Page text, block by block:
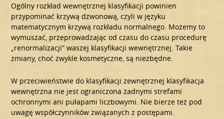
Ogólny rozkład wewnętrznej klasyfikacji powinien
przypominać krzywą dzwonową, czyli w języku
matematycznym krzywą rozkładu normalnego. Możemy to
wymuszać, przeprowadzając od czasu do czasu procedurę
„renormalizacji” waszej klasyfikacji wewnętrznej. Takie
zmiany, choć zwykle kosmetyczne, są niezbędne.
W przeciwieństwie do klasyfikacji zewnętrznej klasyfikacja
wewnętrzna nie jest ograniczona żadnymi strefami
ochronnymi ani pułapami liczbowymi. Nie bierze też pod
uwagę współczynników związanych z postępami.